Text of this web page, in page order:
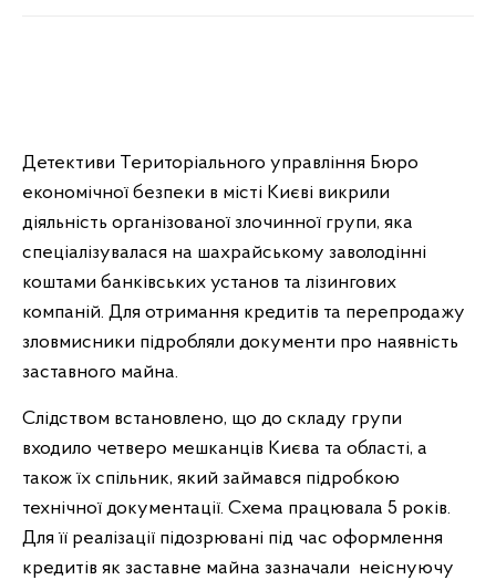
Детективи Територіального управління Бюро
економічної безпеки в місті Києві викрили
діяльність організованої злочинної групи, яка
спеціалізувалася на шахрайському заволодінні
коштами банківських установ та лізингових
компаній. Для отримання кредитів та перепродажу
зловмисники підробляли документи про наявність
заставного майна.
Слідством встановлено, що до складу групи
входило четверо мешканців Києва та області, а
також їх спільник, який займався підробкою
технічної документації. Схема працювала 5 років.
Для її реалізації підозрювані під час оформлення
кредитів як заставне майна зазначали неіснуючу